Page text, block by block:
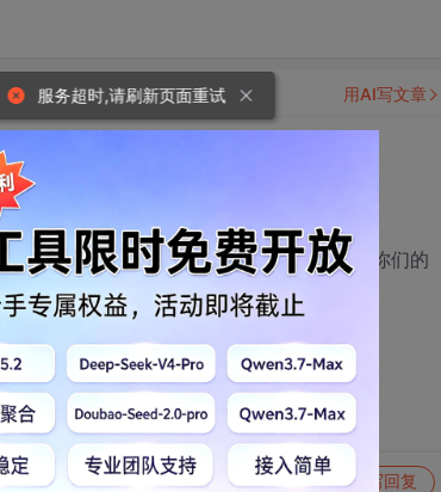
不知道做什么，所以集思广益希望大家说你们的
举报 写回复
用AI写文章
服务超时,请刷新页面重试